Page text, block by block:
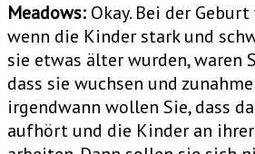
Meadows: Okay. Bei der
wenn die Kinder stark und
sie etwas älter wurden, waren
dass sie wuchsen und
irgendwann wollen Sie, dass
aufhört und die Kinder an